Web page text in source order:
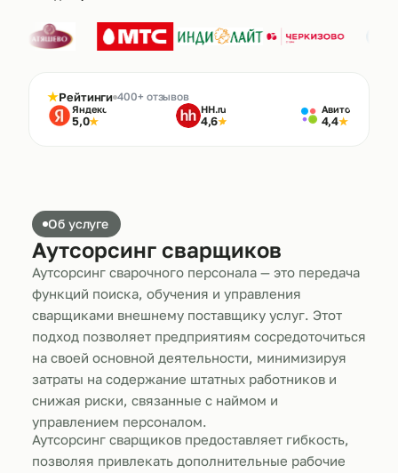
★Рейтинги 400+ отзывов
Яндекс
5,0★
HH.ru
4,6★
Авито
4,4★
Об услуге
Аутсорсинг сварщиков
Аутсорсинг сварочного персонала — это передача
функций поиска, обучения и управления
сварщиками внешнему поставщику услуг. Этот
подход позволяет предприятиям сосредоточиться
на своей основной деятельности, минимизируя
затраты на содержание штатных работников и
снижая риски, связанные с наймом и
управлением персоналом.
Аутсорсинг сварщиков предоставляет гибкость,
позволяя привлекать дополнительные рабочие